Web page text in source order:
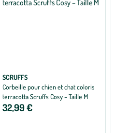
SCRUFFS
Corbeille pour chien et chat coloris
terracotta Scruffs Cosy – Taille M
32,99 €